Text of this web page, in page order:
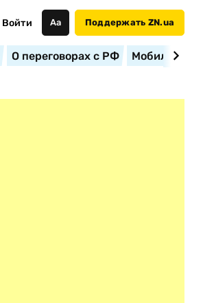
Войти Аа Поддержать ZN.ua
О переговорах с РФ